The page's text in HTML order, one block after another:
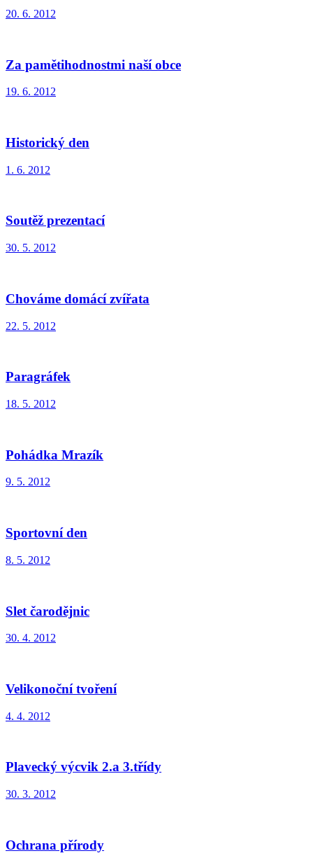
20. 6. 2012
Za pamětihodnostmi naší obce
19. 6. 2012
Historický den
1. 6. 2012
Soutěž prezentací
30. 5. 2012
Chováme domácí zvířata
22. 5. 2012
Paragráfek
18. 5. 2012
Pohádka Mrazík
9. 5. 2012
Sportovní den
8. 5. 2012
Slet čarodějnic
30. 4. 2012
Velikonoční tvoření
4. 4. 2012
Plavecký výcvik 2.a 3.třídy
30. 3. 2012
Ochrana přírody